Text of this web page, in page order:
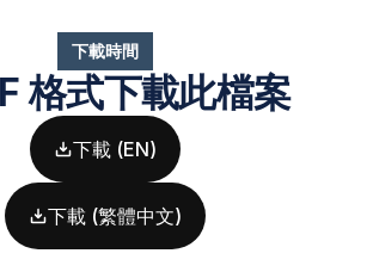
下載時間
格式下載此檔案
下載 (EN)
下載 (繁體中文)